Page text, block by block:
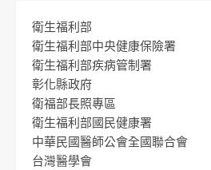
衛生福利部
衛生福利部中央健康保險署
衛生福利部疾病管制署
彰化縣政府
衛福部長照專區
衛生福利部國民健康署
中華民國醫師公會全國聯合會
台灣醫學會